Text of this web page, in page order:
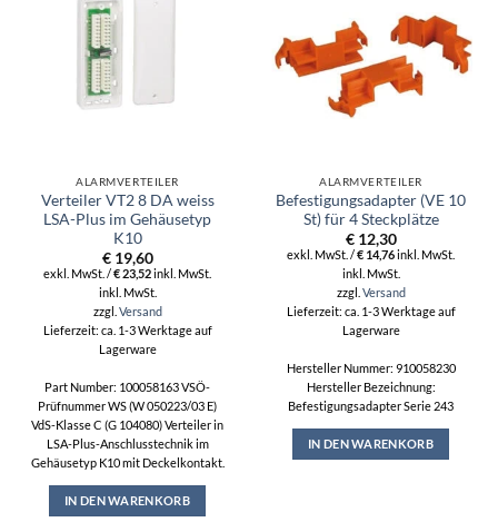
ALARMVERTEILER
Verteiler VT2 8 DA weiss
LSA-Plus im Gehäusetyp
K10
€19,60
exkl. MwSt. /€23,52inkl. MwSt.
inkl. MwSt.
zzgl. Versand
Lieferzeit: ca. 1-3 Werktage auf
Lagerware
Part Number: 100058163 VSÖ-
Prüfnummer WS (W 050223/03 E)
VdS-Klasse C (G 104080) Verteiler in
LSA-Plus-Anschlusstechnik im
Gehäusetyp K10 mit Deckelkontakt.
IN DEN WARENKORB
ALARMVERTEILER
Befestigungsadapter (VE 10
St) für 4 Steckplätze
€12,30
exkl. MwSt. /€ 14,76inkl. MwSt.
inkl. MwSt.
zzgl. Versand
Lieferzeit: ca. 1-3 Werktage auf
Lagerware
Hersteller Nummer: 910058230
Hersteller Bezeichnung:
Befestigungsadapter Serie 243
IN DEN WARENKORB